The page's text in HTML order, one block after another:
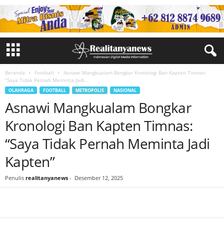
Beranda Football
Asnawi Mangkualam Bongkar Kronologi Ban Kapten Timnas:
“Saya Tidak Pernah Meminta Jadi...
OLAHRAGA FOOTBALL METROPOLIS NASIONAL
Asnawi Mangkualam Bongkar
Kronologi Ban Kapten Timnas:
“Saya Tidak Pernah Meminta Jadi
Kapten”
Penulis realitanyanews - Desember 12, 2025